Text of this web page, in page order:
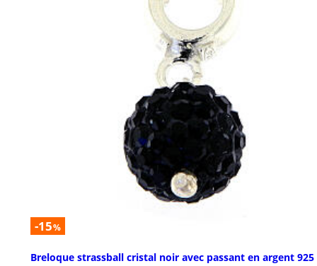
-15%
Breloque strassball cristal noir avec passant en argent 925